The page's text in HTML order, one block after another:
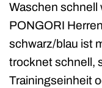
Waschen schnell
PONGORI
schwarz/blau ist
trocknet schnell,
Trainingseinheit